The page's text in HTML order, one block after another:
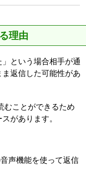
理由
」という場合相手が通
返信した可能性があ
むことができるため
があります。
声機能を使って返信